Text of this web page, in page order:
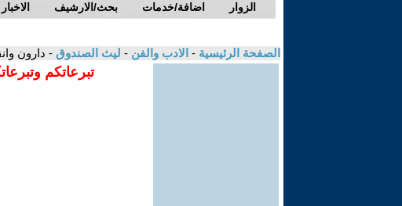
الاخبار بحث/الارشيف اضافة/خدمات الزوار
الصفحة الرئيسية - الادب والفن - ليث الصندوق - دارون
تبرعاتكم